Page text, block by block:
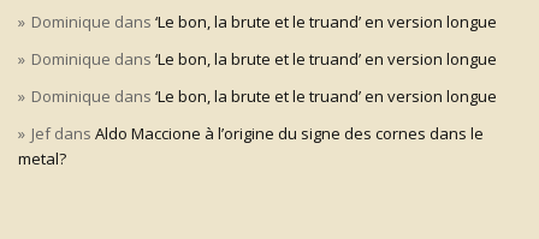
Dominique dans ‘Le bon, la brute et le truand’ en version longue
Dominique dans ‘Le bon, la brute et le truand’ en version longue
Dominique dans ‘Le bon, la brute et le truand’ en version longue
Jefdans Aldo Maccione à l’origine du signe des cornes dans le
metal?